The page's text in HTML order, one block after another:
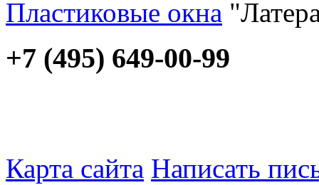
Пластиковые окна
+7 (495) 649-00-99
Карта сайта Написать